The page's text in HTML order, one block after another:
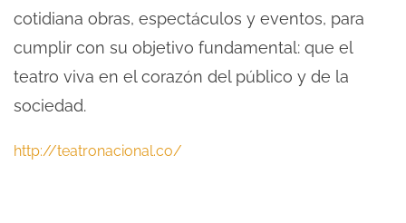
cotidiana obras, espectáculos y eventos, para
cumplir con su objetivo fundamental: que el
teatro viva en el corazón del público y de la
sociedad.
http://teatronacional.co/